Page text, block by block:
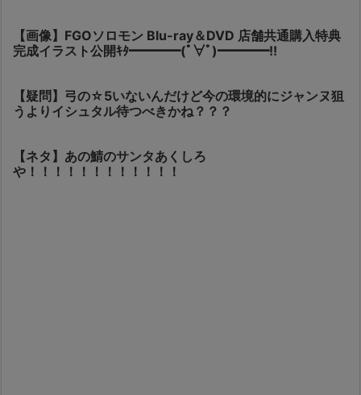
【画像】FGOソロモン Blu-ray＆DVD 店舗共通購入特典
完成イラスト公開ｷﾀ━━━━(ﾟ∀ﾟ)━━━━!!
【疑問】弓の☆5いないんだけど今の環境的にジャンヌ狙
うよりイシュタル待つべきかね？？？
【ネタ】あの鯖のサンタあくしろ
や！！！！！！！！！！！！